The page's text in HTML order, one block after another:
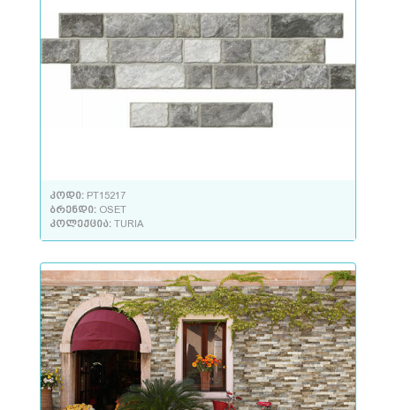
კოდი: PT15217
ბრენდი: OSET
კოლექცია: TURIA